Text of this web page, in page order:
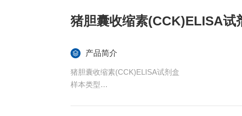
猪胆囊收缩素(CCK)ELISA试
产品简介
猪胆囊收缩素(CCK)ELISA试剂盒
样本类型